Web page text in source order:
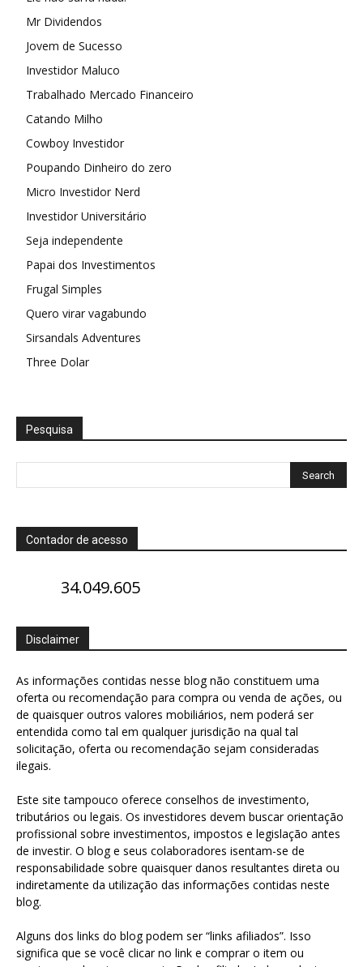
Mr Dividendos
Jovem de Sucesso
Investidor Maluco
Trabalhado Mercado Financeiro
Catando Milho
Cowboy Investidor
Poupando Dinheiro do zero
Micro Investidor Nerd
Investidor Universitário
Seja independente
Papai dos Investimentos
Frugal Simples
Quero virar vagabundo
Sirsandals Adventures
Three Dolar
Pesquisa
Contador de acesso
34.049.605
Disclaimer
As informações contidas nesse blog não constituem uma
oferta ou recomendação para compra ou venda de ações, ou
de quaisquer outros valores mobiliários, nem poderá ser
entendida como tal em qualquer jurisdição na qual tal
solicitação, oferta ou recomendação sejam consideradas
ilegais.
Este site tampouco oferece conselhos de investimento,
tributários ou legais. Os investidores devem buscar orientação
profissional sobre investimentos, impostos e legislação antes
de investir. O blog e seus colaboradores isentam-se de
responsabilidade sobre quaisquer danos resultantes direta ou
indiretamente da utilização das informações contidas neste
blog.
Alguns dos links do blog podem ser “links afiliados”. Isso
significa que se você clicar no link e comprar o item ou